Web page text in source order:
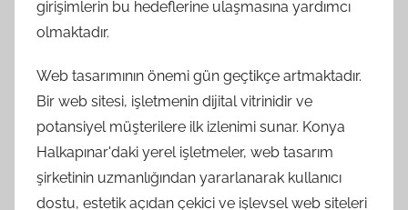
girişimlerin bu hedeflerine ulaşmasına yardımcı
olmaktadır.
Web tasarımının önemi gün geçtikçe artmaktadır.
Bir web sitesi, işletmenin dijital vitrinidir ve
potansiyel müşterilere ilk izlenimi sunar. Konya
Halkapınar'daki yerel işletmeler, web tasarım
şirketinin uzmanlığından yararlanarak kullanıcı
dostu, estetik açıdan çekici ve işlevsel web siteleri